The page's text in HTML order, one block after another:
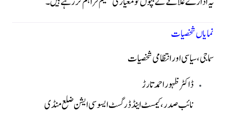
نمایاں شخصیات
سماجی، سیاسی اور انتظامی شخصیات
ڈاکٹر ظہور احمد تارڑ
نائب صدر، کیمسٹ اینڈ ڈرگسٹ ایسوسی ایشن ضلع منڈی